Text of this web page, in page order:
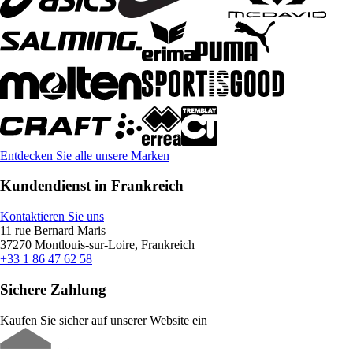
Entdecken Sie alle unsere Marken
Kundendienst in Frankreich
Kontaktieren Sie uns
11 rue Bernard Maris
37270 Montlouis-sur-Loire, Frankreich
+33 1 86 47 62 58
Sichere Zahlung
Kaufen Sie sicher auf unserer Website ein